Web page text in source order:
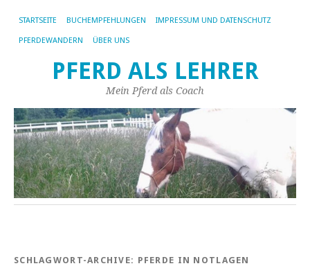
STARTSEITE BUCHEMPFEHLUNGEN IMPRESSUM UND DATENSCHUTZ
PFERDEWANDERN ÜBER UNS
PFERD ALS LEHRER
Mein Pferd als Coach
SCHLAGWORT-ARCHIVE: PFERDE IN NOTLAGEN